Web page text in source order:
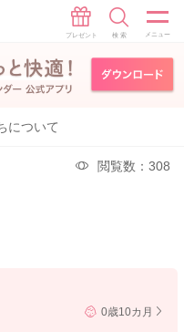
について
閲覧数：308
0歳10カ月